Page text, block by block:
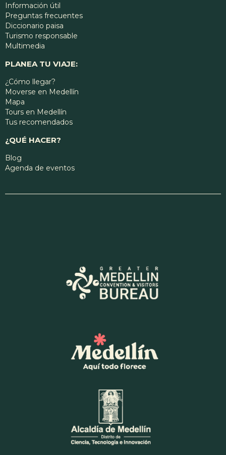
Información útil
Preguntas frecuentes
Diccionario paisa
Turismo responsable
Multimedia
PLANEA TU VIAJE:
¿Cómo llegar?
Moverse en Medellín
Mapa
Tours en Medellín
Tus recomendados
¿QUÉ HACER?
Blog
Agenda de eventos